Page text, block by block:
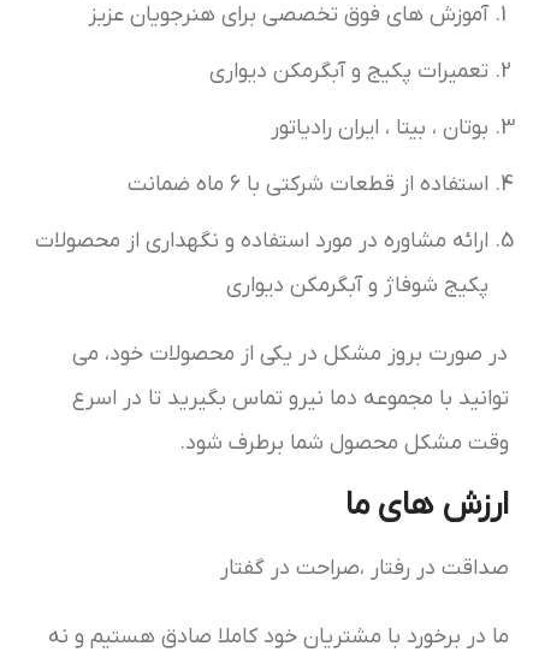
آموزش های فوق تخصصی برای هنرجویان عزیز
تعمیرات پکیج و آبگرمکن دیواری
بوتان ، بیتا ، ایران رادیاتور
استفاده از قطعات شرکتی با 6 ماه ضمانت
ارائه مشاوره در مورد استفاده و نگهداری از محصولات
پکیج شوفاژ و آبگرمکن دیواری
در صورت بروز مشکل در یکی از محصولات خود، می
توانید با مجموعه دما نیرو تماس بگیرید تا در اسرع
وقت مشکل محصول شما برطرف شود.
ارزش های ما
صداقت در رفتار ،صراحت در گفتار
ما در برخورد با مشتریان خود کاملا صادق هستیم و نه